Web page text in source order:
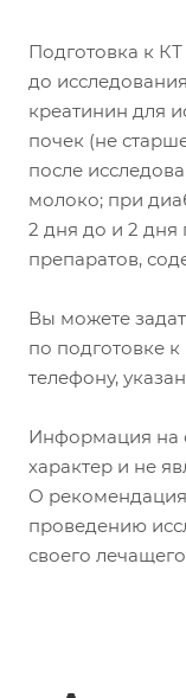
Подготовка к КТ
до
креатинин для
почек (не
после
молоко; при
2 дня до и 2 дня
препаратов,
Вы можете
по подготовке
телефону,
Информация на
характер и не
О
проведению
своего